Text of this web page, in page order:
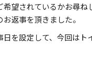
望されているかお尋ね
お返事を頂きました。
を設定して、今回は